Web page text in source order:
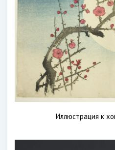
Иллюстрация к